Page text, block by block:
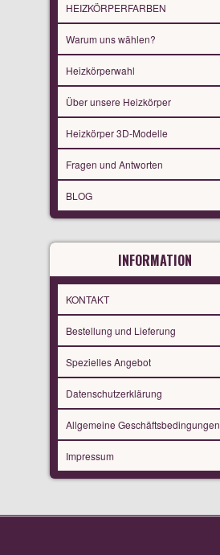
HEIZKÖRPERFARBEN
Warum uns wählen?
Heizkörperwahl
Über unsere Heizkörper
Heizkörper 3D-Modelle
Fragen und Antworten
BLOG
INFORMATION
KONTAKT
Bestellung und Lieferung
Spezielles Angebot
Datenschutzerklärung
Allgemeine Geschäftsbedingungen
Impressum